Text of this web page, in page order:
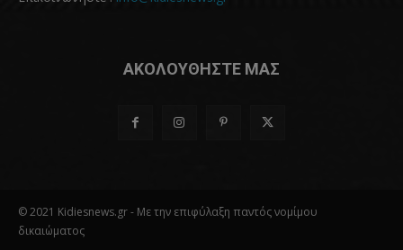
ΑΚΟΛΟΥΘΗΣΤΕ ΜΑΣ
© 2021 Kidiesnews.gr - Με την επιφύλαξη παντός νομίμου
δικαιώματος